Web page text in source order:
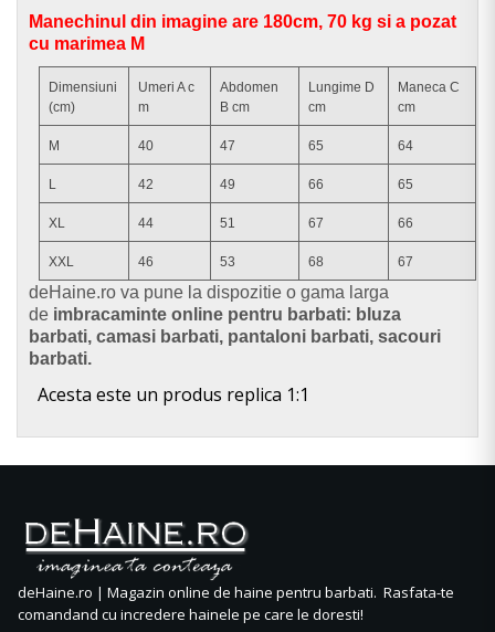
Manechinul din imagine are 180cm, 70 kg si a pozat
cu marimea M
Dimensiuni
(cm)
Umeri A c
m
Abdomen
B cm
Lungime D
cm
Maneca C
cm
M 40 47 65 64
L 42 49 66 65
XL 44 51 67 66
XXL 46 53 68 67
deHaine.ro va pune la dispozitie o gama larga
de imbracaminte online pentru barbati: bluza
barbati, camasi barbati, pantaloni barbati, sacouri
barbati.
Acesta este un produs replica 1:1
deHaine.ro | Magazin online de haine pentru barbati. Rasfata-te
comandand cu incredere hainele pe care le doresti!